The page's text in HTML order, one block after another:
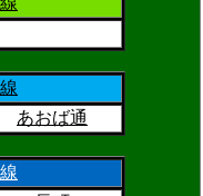
あおば通